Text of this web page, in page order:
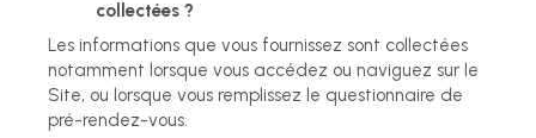
collectées ?
Les informations que vous fournissez sont collectées
notamment lorsque vous accédez ou naviguez sur le
Site, ou lorsque vous remplissez le questionnaire de
pré-rendez-vous.